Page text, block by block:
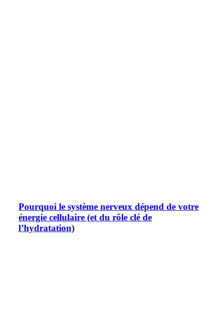
Pourquoi le système nerveux dépend de votre
énergie cellulaire (et du rôle clé de
l’hydratation)